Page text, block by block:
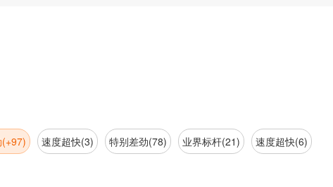
速度超快(3) 特别差劲(78) 业界标杆(21) 速度超快(6)